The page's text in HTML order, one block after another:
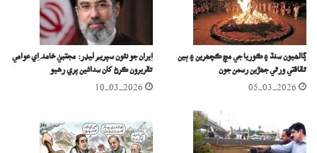
ڳالھيون سنڌ ۽ ڪوريا جي مچ ڪچھرين ۽ ٻين
ثقافتي ورثي جھڙين رسمن جون
05-03-2026
اِيران جو نئون سپريم ليڊر: مجتبيٰ خامنہ اِي عوامي
تقريرون ڪرڻ کان سدائين پري رھيو
10-03-2026